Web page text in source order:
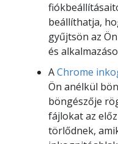
beállíthatja,
gyűjtsön az
és
AChrome
Ön anélkül
böngészője
fájlokat az
törlődnek,